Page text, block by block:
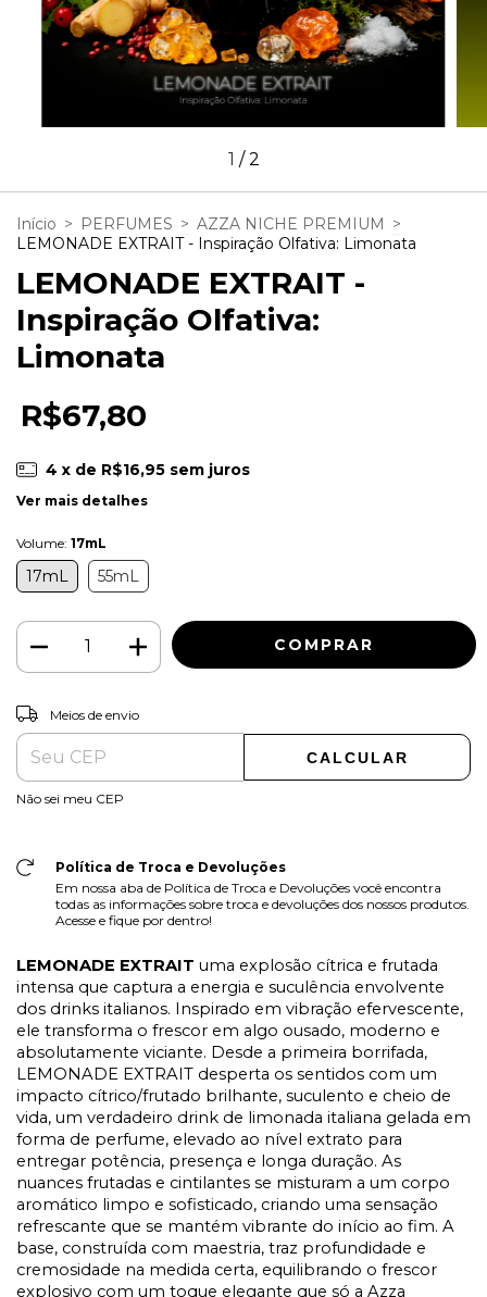
1 /2
Início > PERFUMES > AZZA NICHE PREMIUM >
LEMONADE EXTRAIT - Inspiração Olfativa: Limonata
LEMONADE EXTRAIT -
Inspiração Olfativa:
Limonata
R$67,80
4 x de R$16,95 sem juros
Ver mais detalhes
Volume: 17mL
17mL 55mL
Entregas para o CEP:
Meios de envio
CALCULAR
Não sei meu CEP
Política de Troca e Devoluções
Em nossa aba de Política de Troca e Devoluções você encontra
todas as informações sobre troca e devoluções dos nossos produtos.
Acesse e fique por dentro!
LEMONADE EXTRAIT uma explosão cítrica e frutada
intensa que captura a energia e suculência envolvente
dos drinks italianos. Inspirado em vibração efervescente,
ele transforma o frescor em algo ousado, moderno e
absolutamente viciante. Desde a primeira borrifada,
LEMONADE EXTRAIT desperta os sentidos com um
impacto cítrico/frutado brilhante, suculento e cheio de
vida, um verdadeiro drink de limonada italiana gelada em
forma de perfume, elevado ao nível extrato para
entregar potência, presença e longa duração. As
nuances frutadas e cintilantes se misturam a um corpo
aromático limpo e sofisticado, criando uma sensação
refrescante que se mantém vibrante do início ao fim. A
base, construída com maestria, traz profundidade e
cremosidade na medida certa, equilibrando o frescor
explosivo com um toque elegante que só a Azza